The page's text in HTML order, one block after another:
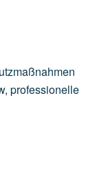
professionelle